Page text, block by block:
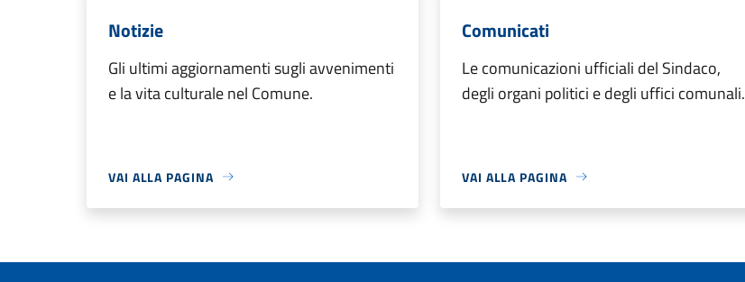
Notizie
Gli ultimi aggiornamenti sugli avvenimenti
e la vita culturale nel Comune.
VAI ALLA PAGINA
Comunicati
Le comunicazioni ufficiali del Sindaco,
degli organi politici e degli uffici comunali.
VAI ALLA PAGINA